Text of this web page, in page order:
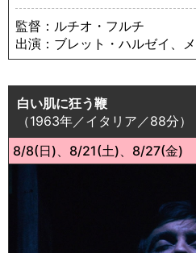
監督：ルチオ・フルチ
出演：ブレット・ハルゼイ、
白い肌に狂う鞭
（1963年／イタリア／88分）
8/8(日)、8/21(土)、8/27(金)